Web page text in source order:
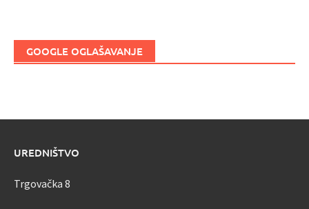
GOOGLE OGLAŠAVANJE
UREDNIŠTVO
Trgovačka 8